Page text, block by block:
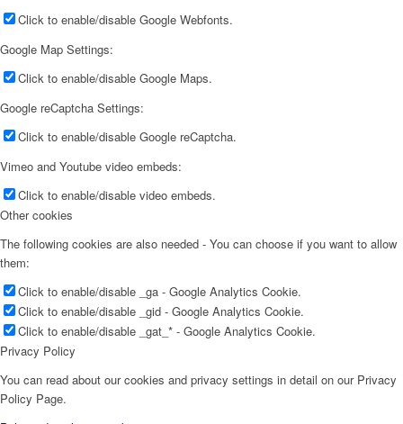
Click to enable/disable Google Webfonts.
Google Map Settings:
Click to enable/disable Google Maps.
Google reCaptcha Settings:
Click to enable/disable Google reCaptcha.
Vimeo and Youtube video embeds:
Click to enable/disable video embeds.
Other cookies
The following cookies are also needed - You can choose if you want to allow
them:
Click to enable/disable _ga - Google Analytics Cookie.
Click to enable/disable _gid - Google Analytics Cookie.
Click to enable/disable _gat_* - Google Analytics Cookie.
Privacy Policy
You can read about our cookies and privacy settings in detail on our Privacy
Policy Page.